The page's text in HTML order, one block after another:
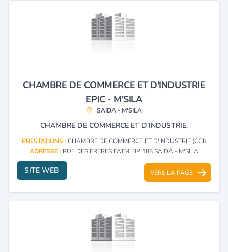
CHAMBRE DE COMMERCE ET D'INDUSTRIE
EPIC - M'SILA
SAIDA - M'SILA
CHAMBRE DE COMMERCE ET D'INDUSTRIE.
PRESTATIONS :CHAMBRE DE COMMERCE ET D'INDUSTRIE (CCI)
ADRESSE : RUE DES FRERES FATMI BP 188 SAIDA - M'SILA
SITE WEB VERS LA PAGE